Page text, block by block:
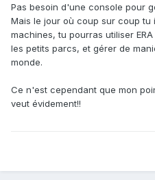
Pas besoin d'une console pour
Mais le jour où coup sur coup tu
machines, tu pourras utiliser
les petits parcs, et gérer de
monde.
Ce n'est cependant que mon
veut évidement!!